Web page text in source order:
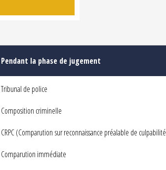
Pendant la phase de jugement
Tribunal de police
Composition criminelle
CRPC (Comparution sur reconnaissance préalable de culpabilité
Comparution immédiate